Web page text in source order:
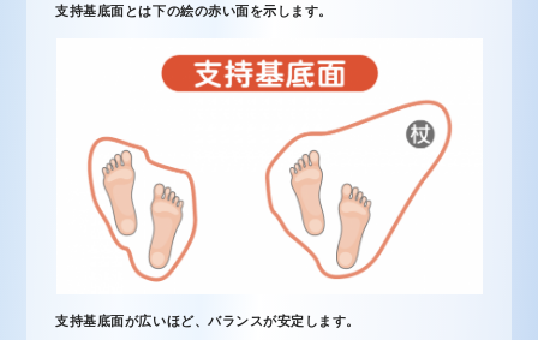
支持基底面とは下の絵の赤い面を示します。
支持基底面が広いほど、バランスが安定します。